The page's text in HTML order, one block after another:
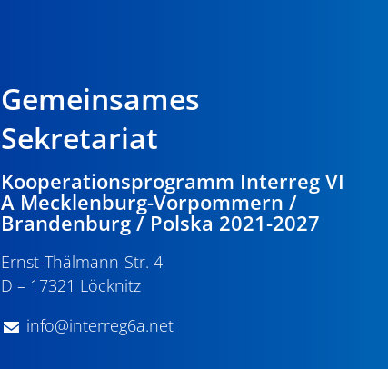
Gemeinsames
Sekretariat
Kooperationsprogramm Interreg VI
A Mecklenburg-Vorpommern /
Brandenburg / Polska 2021-2027
Ernst-Thälmann-Str. 4
D – 17321 Löcknitz
info@interreg6a.net